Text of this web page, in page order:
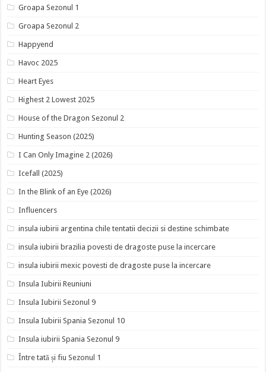
Groapa Sezonul 1
Groapa Sezonul 2
Happyend
Havoc 2025
Heart Eyes
Highest 2 Lowest 2025
House of the Dragon Sezonul 2
Hunting Season (2025)
I Can Only Imagine 2 (2026)
Icefall (2025)
In the Blink of an Eye (2026)
Influencers
insula iubirii argentina chile tentatii decizii si destine schimbate
insula iubirii brazilia povesti de dragoste puse la incercare
insula iubirii mexic povesti de dragoste puse la incercare
Insula Iubirii Reuniuni
Insula Iubirii Sezonul 9
Insula Iubirii Spania Sezonul 10
Insula iubirii Spania Sezonul 9
Între tată și fiu Sezonul 1